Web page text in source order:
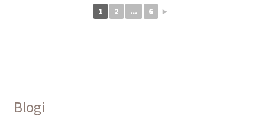
1 2 ... 6 ►
Blogi